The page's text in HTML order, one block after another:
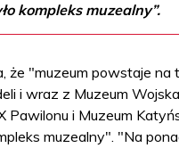
kompleks muzealny”.
że "muzeum powstaje na
i wraz z Muzeum Wojska
Pawilonu i Muzeum
muzealny". "Na